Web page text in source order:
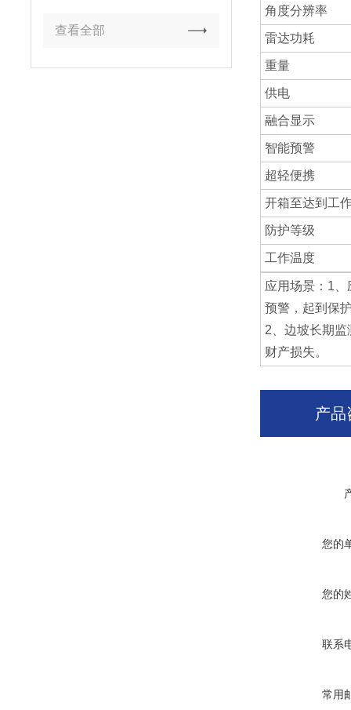
查看全部
角度分辨率
雷达功耗
重量
供电
融合显示
智能预警
超轻便携
开箱至达到工
防护等级
工作温度
应用场景：1
预警，起到保
2、边坡长期
财产损失。
产品
您的
您的
联系
常用